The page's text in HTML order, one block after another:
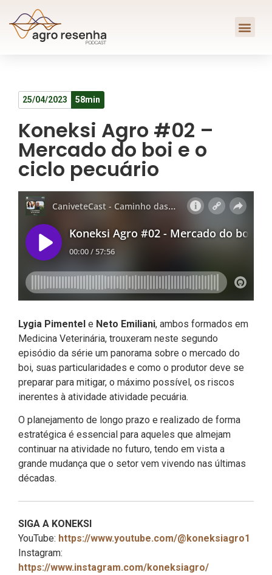
25/04/2023 58min
Koneksi Agro #02 –
Mercado do boi e o
ciclo pecuário
Lygia Pimentel e Neto Emiliani, ambos formados em
Medicina Veterinária, trouxeram neste segundo
episódio da série um panorama sobre o mercado do
boi, suas particularidades e como o produtor deve se
preparar para mitigar, o máximo possível, os riscos
inerentes à atividade atividade pecuária.
O planejamento de longo prazo e realizado de forma
estratégica é essencial para aqueles que almejam
continuar na atividade no futuro, tendo em vista a
grande mudança que o setor vem vivendo nas últimas
décadas.
SIGA A KONEKSI
YouTube: https://www.youtube.com/@koneksiagro1
Instagram:
https://www.instagram.com/koneksiagro/